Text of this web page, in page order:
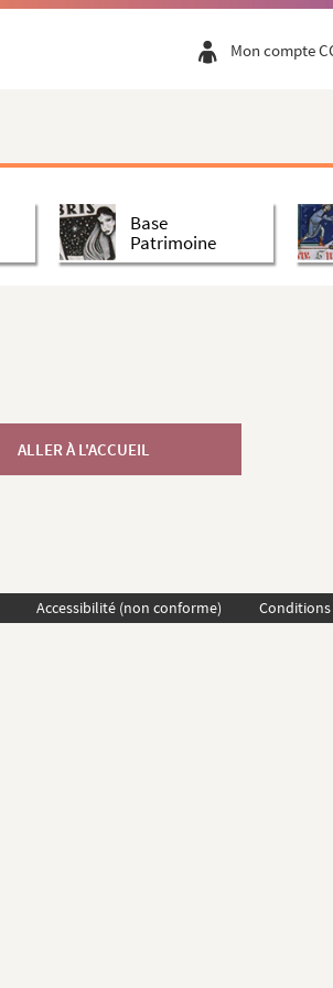
Mon compte
Base
Patrimoine
ALLER À L'ACCUEIL
Accessibilité (non conforme)